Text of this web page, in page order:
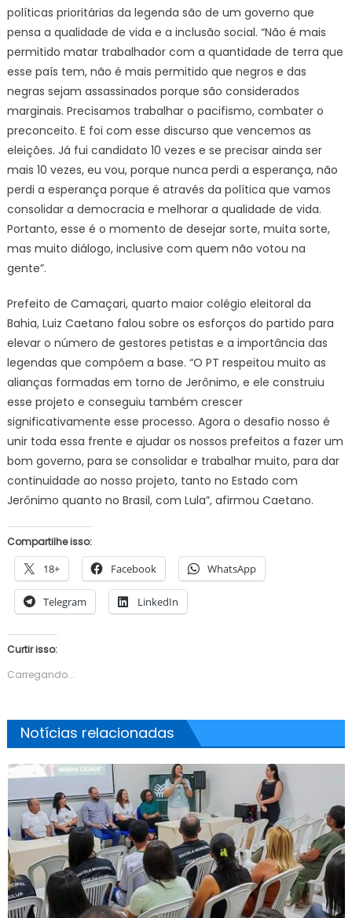
políticas prioritárias da legenda são de um governo que
pensa a qualidade de vida e a inclusão social. “Não é mais
permitido matar trabalhador com a quantidade de terra que
esse país tem, não é mais permitido que negros e das
negras sejam assassinados porque são considerados
marginais. Precisamos trabalhar o pacifismo, combater o
preconceito. E foi com esse discurso que vencemos as
eleições. Já fui candidato 10 vezes e se precisar ainda ser
mais 10 vezes, eu vou, porque nunca perdi a esperança, não
perdi a esperança porque é através da política que vamos
consolidar a democracia e melhorar a qualidade de vida.
Portanto, esse é o momento de desejar sorte, muita sorte,
mas muito diálogo, inclusive com quem não votou na
gente”.
Prefeito de Camaçari, quarto maior colégio eleitoral da
Bahia, Luiz Caetano falou sobre os esforços do partido para
elevar o número de gestores petistas e a importância das
legendas que compõem a base. “O PT respeitou muito as
alianças formadas em torno de Jerônimo, e ele construiu
esse projeto e conseguiu também crescer
significativamente esse processo. Agora o desafio nosso é
unir toda essa frente e ajudar os nossos prefeitos a fazer um
bom governo, para se consolidar e trabalhar muito, para dar
continuidade ao nosso projeto, tanto no Estado com
Jerônimo quanto no Brasil, com Lula”, afirmou Caetano.
Compartilhe isso:
18+ Facebook WhatsApp
Telegram LinkedIn
Curtir isso:
Carregando...
Notícias relacionadas